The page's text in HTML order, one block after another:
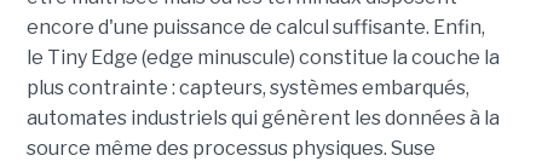
encore d'une puissance de calcul suffisante. Enfin,
le Tiny Edge (edge minuscule) constitue la couche la
plus contrainte : capteurs, systèmes embarqués,
automates industriels qui génèrent les données à la
source même des processus physiques. Suse